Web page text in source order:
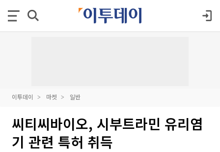
이투데이 마켓 일반
씨티씨바이오, 시부트라민 유리염
기 관련 특허 취득